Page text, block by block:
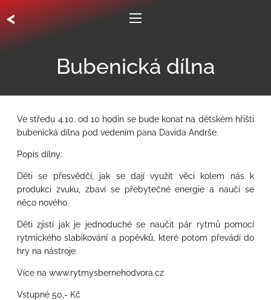
<
Bubenická dílna
Ve středu 4.10. od 10 hodin se bude konat na dětském hřišti
bubenická dílna pod vedením pana Davida Andrše.
Popis dílny:
Děti se přesvědčí, jak se dají využít věci kolem nás k
produkci zvuku, zbaví se přebytečné energie a naučí se
něco nového.
Děti zjistí jak je jednoduché se naučit pár rytmů pomocí
rytmického slabikování a popěvků, které potom převádí do
hry na nástroje.
Více na www.rytmysbernehodvora.cz
Vstupné 50,- Kč